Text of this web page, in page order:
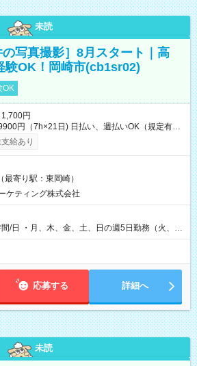
未読
写真撮影］8月スタート｜高
験OK！岡崎市(cb1sr02)
OK
円
日) 日払い、週払いOK（規定有
間】試用期間なし
給あり
最寄り駅：東岡崎）
ケティング株式会社
/日 ・月、木、金、土、日の週5日勤務（火、水
夏季、年末年始等、長期休暇有り！） ・ワンシ
ナシ（0～5h/月）
応募する 詳細へ
未読